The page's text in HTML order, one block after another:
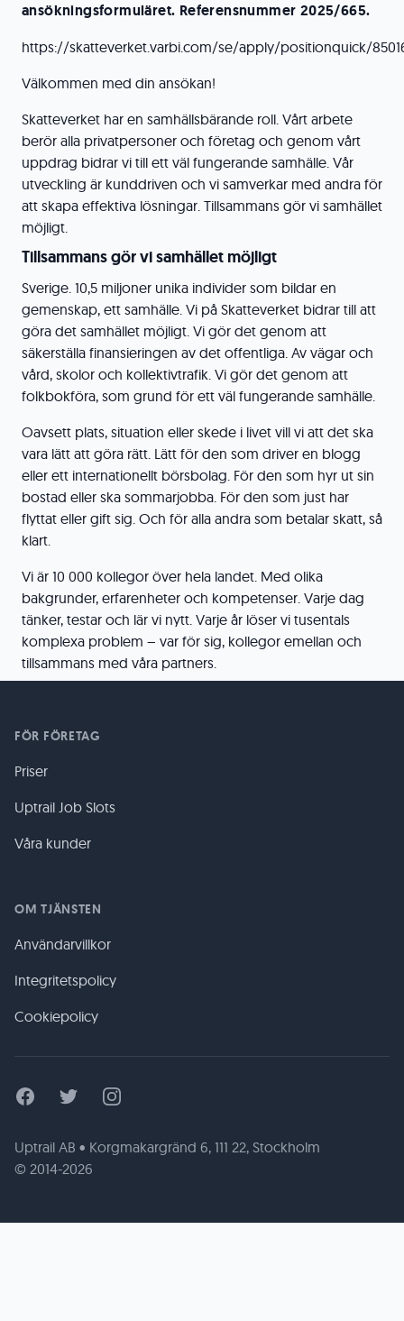
ansökningsformuläret. Referensnummer 2025/665.
https://skatteverket.varbi.com/se/apply/positionquick/
Välkommen med din ansökan!
Skatteverket har en samhällsbärande roll. Vårt arbete
berör alla privatpersoner och företag och genom vårt
uppdrag bidrar vi till ett väl fungerande samhälle. Vår
utveckling är kunddriven och vi samverkar med andra för
att skapa effektiva lösningar. Tillsammans gör vi samhället
möjligt.
Tillsammans gör vi samhället möjligt
Sverige. 10,5 miljoner unika individer som bildar en
gemenskap, ett samhälle. Vi på Skatteverket bidrar till att
göra det samhället möjligt. Vi gör det genom att
säkerställa finansieringen av det offentliga. Av vägar och
vård, skolor och kollektivtrafik. Vi gör det genom att
folkbokföra, som grund för ett väl fungerande samhälle.
Oavsett plats, situation eller skede i livet vill vi att det ska
vara lätt att göra rätt. Lätt för den som driver en blogg
eller ett internationellt börsbolag. För den som hyr ut sin
bostad eller ska sommarjobba. För den som just har
flyttat eller gift sig. Och för alla andra som betalar skatt, så
klart.
Vi är 10 000 kollegor över hela landet. Med olika
bakgrunder, erfarenheter och kompetenser. Varje dag
tänker, testar och lär vi nytt. Varje år löser vi tusentals
komplexa problem – var för sig, kollegor emellan och
tillsammans med våra partners.
FÖR FÖRETAG
Priser
Uptrail Job Slots
Våra kunder
OM TJÄNSTEN
Användarvillkor
Integritetspolicy
Cookiepolicy
FacebookTwitter Instagram
Uptrail AB • Korgmakargränd 6, 111 22, Stockholm
© 2014-2026